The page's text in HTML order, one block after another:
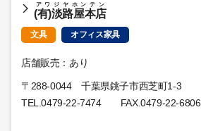
(有)淡路屋本店
アワジヤホンテン
文具 オフィス家具
店舗販売：あり
〒288-0044 千葉県銚子市西芝町1-3
TEL.0479-22-7474FAX.0479-22-6806